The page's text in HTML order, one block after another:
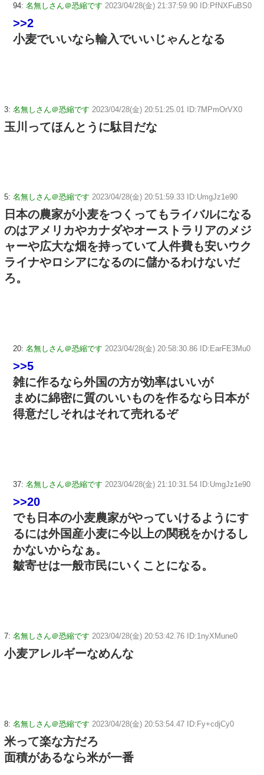
94: 名無しさん＠恐縮です 2023/04/28(金) 21:37:59.90 ID:PfNXFuBS0
>>2
小麦でいいなら輸入でいいじゃんとなる
3: 名無しさん＠恐縮です 2023/04/28(金) 20:51:25.01 ID:7MPmOrVX0
玉川ってほんとうに駄目だな
5: 名無しさん＠恐縮です 2023/04/28(金) 20:51:59.33 ID:UmgJz1e90
日本の農家が小麦をつくってもライバルになる
のはアメリカやカナダやオーストラリアのメジ
ャーや広大な畑を持っていて人件費も安いウク
ライナやロシアになるのに儲かるわけないだ
ろ。
20: 名無しさん＠恐縮です 2023/04/28(金) 20:58:30.86 ID:EarFE3Mu0
>>5
雑に作るなら外国の方が効率はいいが
まめに綿密に質のいいものを作るなら日本が
得意だしそれはそれて売れるぞ
37: 名無しさん＠恐縮です 2023/04/28(金) 21:10:31.54 ID:UmgJz1e90
>>20
でも日本の小麦農家がやっていけるようにす
るには外国産小麦に今以上の関税をかけるし
かないからなぁ。
皺寄せは一般市民にいくことになる。
7: 名無しさん＠恐縮です 2023/04/28(金) 20:53:42.76 ID:1nyXMune0
小麦アレルギーなめんな
8: 名無しさん＠恐縮です 2023/04/28(金) 20:53:54.47 ID:Fy+cdjCy0
米って楽な方だろ
面積があるなら米が一番